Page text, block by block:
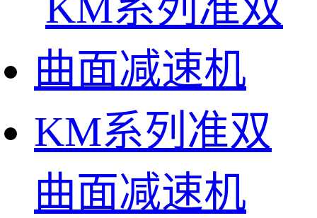
KM系列准双
曲面减速机